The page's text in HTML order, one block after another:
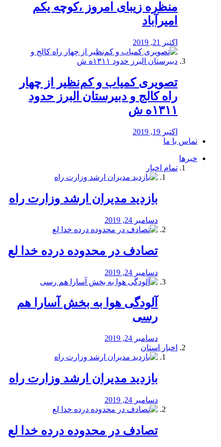
منظره‌‌ زیبای امروز ،کوچه یکم
امیرآباد
اکتبر 21, 2019
️تصویری کمیاب و کم‌نظیر از چهار
راه كالج و دبيرستان البرز حدود
۱۳۱۱ه ش
اکتبر 19, 2019
تماس با ما
خبرها
تمام اخبار
بازدید مدیران ارشد وزارت راه
دسامبر 24, 2019
تصادف در محدوده درده خدا لع
دسامبر 24, 2019
آلودگی هوا به بخش آسارا هم
رسی
دسامبر 24, 2019
اخبار استان
بازدید مدیران ارشد وزارت راه
دسامبر 24, 2019
تصادف در محدوده درده خدا لع